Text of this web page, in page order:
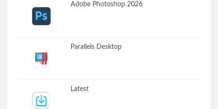
Adobe Photoshop 2026
Parallels Desktop
Latest